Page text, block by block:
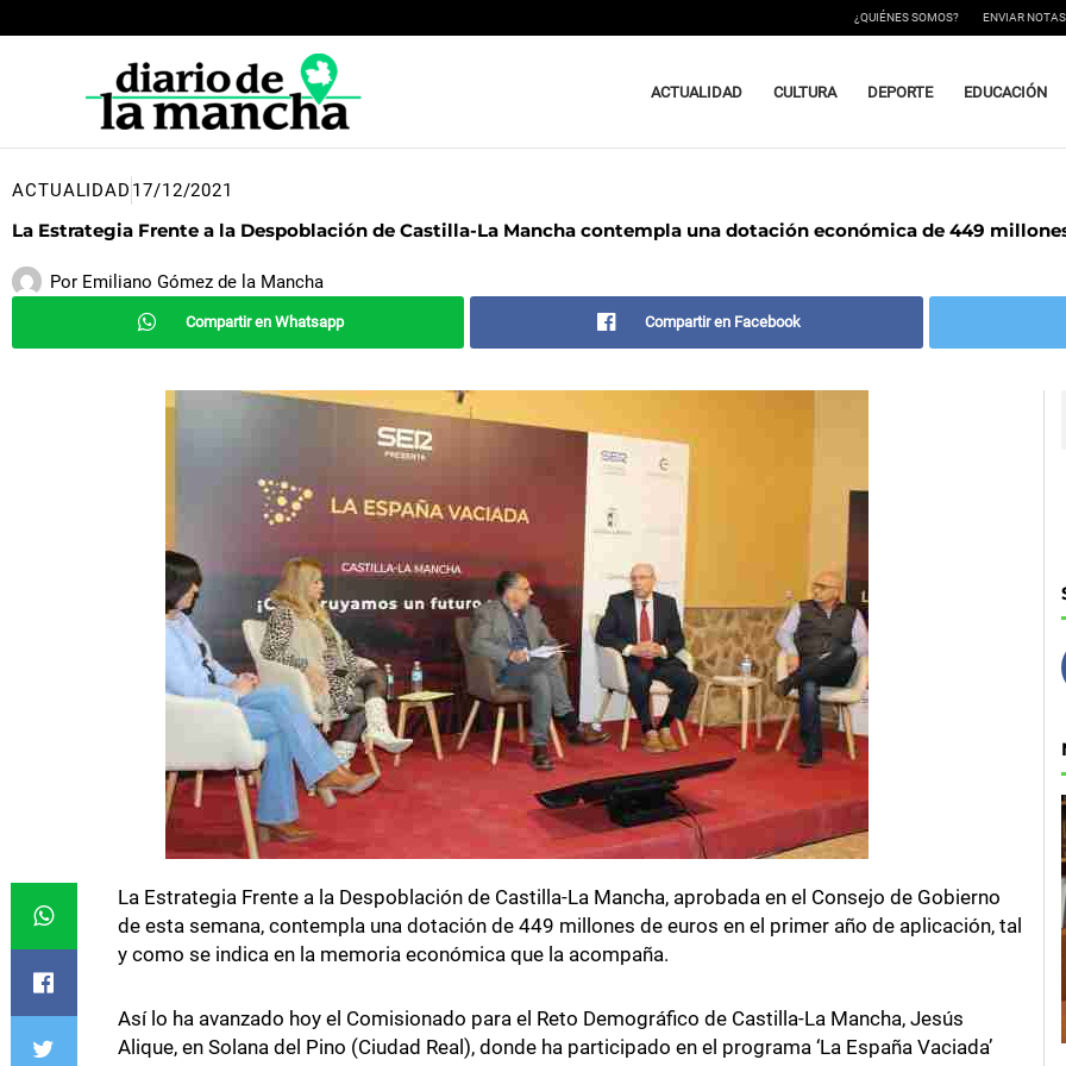
al
¿QUIÉNES SOMOS? ENVIAR
ACTUALIDAD CULTURA DEPORTE EDUCACIÓN
ACTUALIDAD 17/12/2021
La Estrategia Frente a la Despoblación de Castilla-La Mancha contempla una dotación económica de 449
Por Emiliano Gómez de la Mancha
Compartir en Whatsapp Compartir en Facebook
La Estrategia Frente a la Despoblación de Castilla-La Mancha, aprobada en el Consejo de Gobierno
de esta semana, contempla una dotación de 449 millones de euros en el primer año de aplicación, tal
y como se indica en la memoria económica que la acompaña.
Así lo ha avanzado hoy el Comisionado para el Reto Demográfico de Castilla-La Mancha, Jesús
Alique, en Solana del Pino (Ciudad Real), donde ha participado en el programa ‘La España Vaciada’